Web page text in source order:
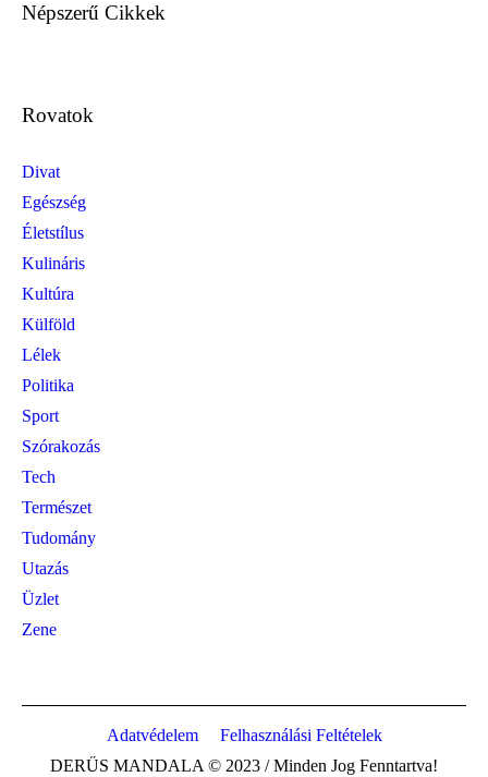
Népszerű Cikkek
Rovatok
Divat
Egészség
Életstílus
Kulináris
Kultúra
Külföld
Lélek
Politika
Sport
Szórakozás
Tech
Természet
Tudomány
Utazás
Üzlet
Zene
Adatvédelem
Felhasználási Feltételek
DERŰS MANDALA © 2023 / Minden Jog Fenntartva!